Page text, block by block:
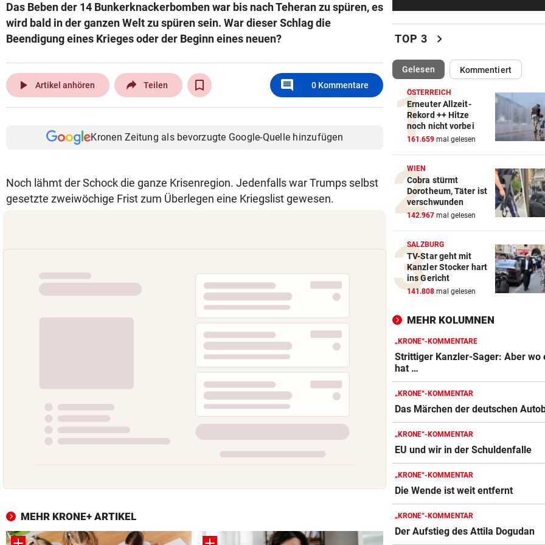
Das Beben der 14 Bunkerknackerbomben war bis nach Teheran zu spüren, es
wird bald in der ganzen Welt zu spüren sein. War dieser Schlag die
Beendigung eines Krieges oder der Beginn eines neuen?
play_arrow Artikel anhören Teilen comment 0 Kommentare
Kronen Zeitung als bevorzugte Google-Quelle hinzufügen
Noch lähmt der Schock die ganze Krisenregion. Jedenfalls war Trumps selbst
gesetzte zweiwöchige Frist zum Überlegen eine Kriegslist gewesen.
MEHR KRONE+ ARTIKEL
Barca und Co.! Reaktionen
von Jorge Messi
Wildschwein legte U-Bahn in
Budapest lahm
RED BULL SALZBURG vor
Schwere Verletzung trübt
über zweiten Sieg
War dieser Unterhaus-
wirklich notwendig?
NEO-RIEDER SCHWAB
„Stell dir vor, du holst mit
einen Titel“
IM STEIRISCHEN REVIER
Vom „Juniorpartner“ zum
Betrugswelle gegen
schützen Sie sich
ÜBERGRIFF BEI FEIER
Grapsch-Vorwürfe gegen
steirischen Polizisten
WIRRES POSTING
Britney Spears: „Ich habe als
Mama versagt“
WEITER KEINE ERHOLUNG
Im Osten: Kommende Woche
unter 30 Grad
TOP 3 chevron_right
Gelesen(ausgewählt)Kommentiert
ÖSTERREICH
Erneuter Allzeit-
Rekord ++ Hitze
noch nicht vorbei
161.659 mal gelesen
WIEN
Cobra stürmt
Dorotheum, Täter ist
verschwunden
142.967 mal gelesen
SALZBURG
TV-Star geht mit
Kanzler Stocker hart
ins Gericht
141.808 mal gelesen
MEHR KOLUMNEN
„KRONE“-KOMMENTARE
Strittiger Kanzler-Sager: Aber wo
hat …
„KRONE“-KOMMENTAR
Das Märchen der deutschen
„KRONE“-KOMMENTAR
EU und wir in der Schuldenfalle
„KRONE“-KOMMENTAR
Die Wende ist weit entfernt
„KRONE“-KOMMENTAR
Der Aufstieg des Attila Dogudan